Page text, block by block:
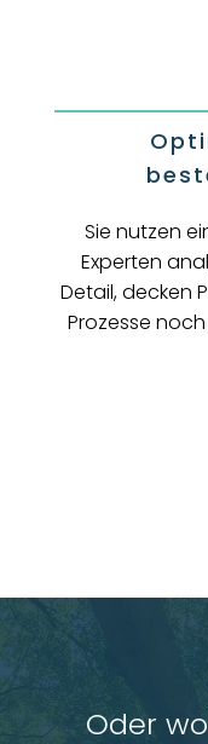
Sie nutzen
Experten
Detail, decken
Prozesse
Oder